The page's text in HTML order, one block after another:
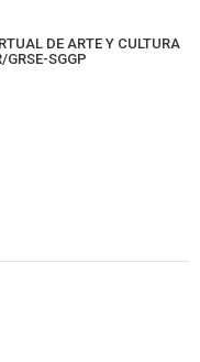
DE ARTE Y CULTURA
GRSE-SGGP